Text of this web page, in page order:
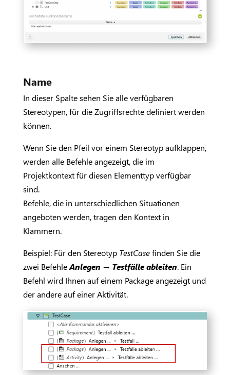
Name
In dieser Spalte sehen Sie alle verfügbaren
Stereotypen, für die Zugriffsrechte definiert werden
können.
Wenn Sie den Pfeil vor einem Stereotyp aufklappen,
werden alle Befehle angezeigt, die im
Projektkontext für diesen Elementtyp verfügbar
sind.
Befehle, die in unterschiedlichen Situationen
angeboten werden, tragen den Kontext in
Klammern.
Beispiel: Für den Stereotyp TestCase finden Sie die
zwei Befehle Anlegen → Testfälle ableiten. Ein
Befehl wird Ihnen auf einem Package angezeigt und
der andere auf einer Aktivität.